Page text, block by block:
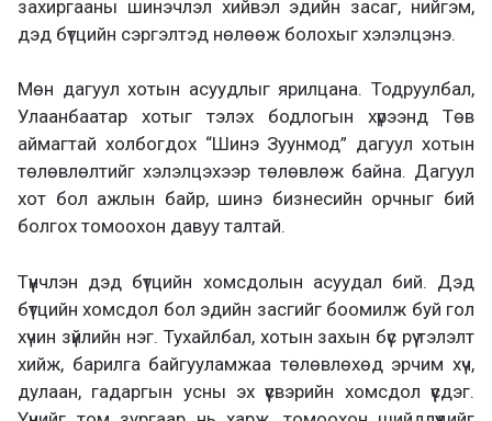
захиргааны шинэчлэл хийвэл эдийн засаг, нийгэм,
дэд бүтцийн сэргэлтэд нөлөөж болохыг хэлэлцэнэ.
Мөн дагуул хотын асуудлыг ярилцана. Тодруулбал,
Улаанбаатар хотыг тэлэх бодлогын хүрээнд Төв
аймагтай холбогдох “Шинэ Зуунмод” дагуул хотын
төлөвлөлтийг хэлэлцэхээр төлөвлөж байна. Дагуул
хот бол ажлын байр, шинэ бизнесийн орчныг бий
болгох томоохон давуу талтай.
Түүнчлэн дэд бүтцийн хомсдолын асуудал бий. Дэд
бүтцийн хомсдол бол эдийн засгийг боомилж буй гол
хүчин зүйлийн нэг. Тухайлбал, хотын захын бүс рүү тэлэлт
хийж, барилга байгууламжаа төлөвлөхөд эрчим хүч,
дулаан, гадаргын усны эх үүсвэрийн хомсдол үүсдэг.